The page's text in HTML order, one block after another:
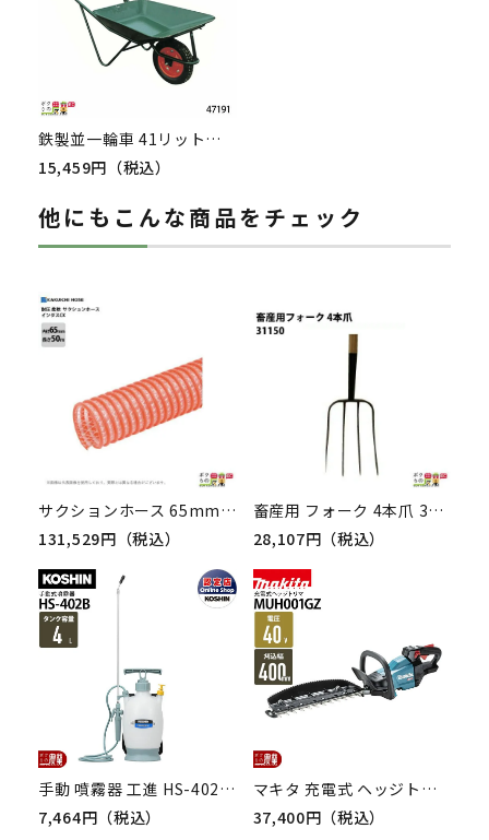
鉄製並一輪車 41リットル 47191 一輪車 1輪車 運搬車 飼料運搬車 鉄製 畜産用品 酪農用品
15,459円（税込）
他にもこんな商品をチェック
サクションホース 65mm 50m 0.5MPa インダス CX モルタル 土木 水 泥水 砂利 柔軟性 耐久性 耐圧性 農業 工業 建築 吸水 排水 高粘度流体 輸送 ホース カクイチ
131,529円（税込）
畜産用 フォーク 4本爪 31150 全長154cm 爪巾22cm 爪長33cm 酪農 牧畜 産業動物 牛 豚 養豚 家畜
28,107円（税込）
手動 噴霧器 工進 HS-402B ミスターオート 肩掛け式 4L 噴霧 防除 除草
7,464円（税込）
マキタ 充電式 ヘッジトリマ MUH001GZ ヘッジトリマー 40Vmax 400mm バッテリー・充電器別売 両刃 3.7kg
37,400円（税込）